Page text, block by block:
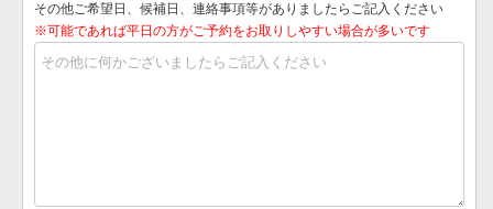
その他ご希望日、候補日、連絡事項等がありましたらご記入ください
※可能であれば平日の方がご予約をお取りしやすい場合が多いです